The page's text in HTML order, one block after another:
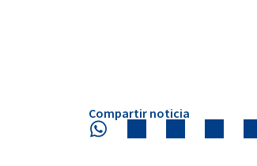
Compartir noticia